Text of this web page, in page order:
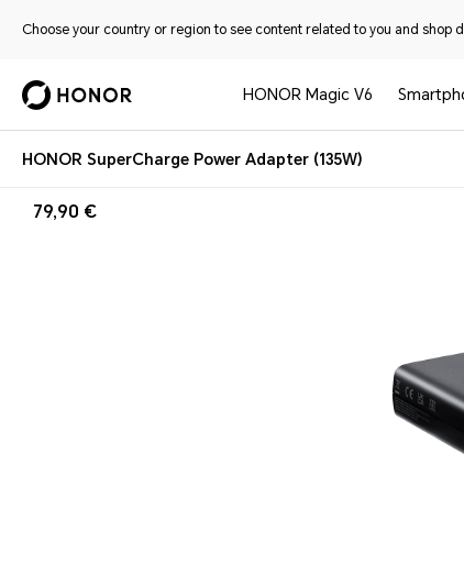
Choose your country or region to see content related to you and shop
HONOR Magic V6
HONOR SuperCharge Power Adapter (135W)
79,90 €